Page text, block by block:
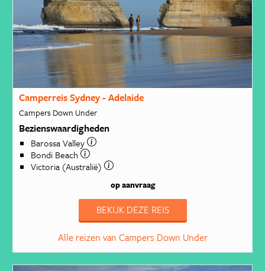
Camperreis Sydney - Adelaide
Campers Down Under
Bezienswaardigheden
Barossa Valley
Bondi Beach
Victoria (Australië)
op aanvraag
BEKIJK DEZE REIS
Alle reizen van Campers Down Under